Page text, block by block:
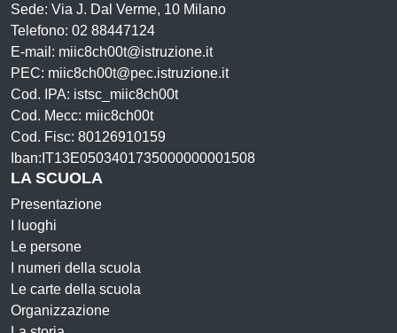
Sede: Via J. Dal Verme, 10 Milano
Telefono: 02 88447124
E-mail: miic8ch00t@istruzione.it
PEC: miic8ch00t@pec.istruzione.it
Cod. IPA: istsc_miic8ch00t
Cod. Mecc: miic8ch00t
Cod. Fisc: 80126910159
Iban:IT13E0503401735000000001508
LA SCUOLA
Presentazione
I luoghi
Le persone
I numeri della scuola
Le carte della scuola
Organizzazione